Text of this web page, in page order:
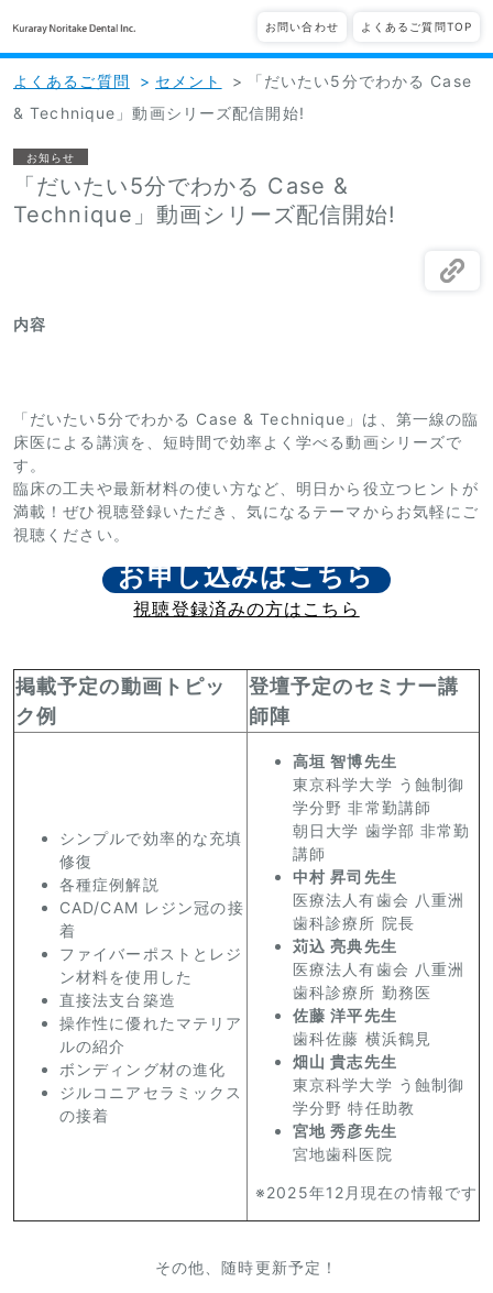
お問い合わせ よくあるご質問TOP
よくあるご質問 > セメント >
「だいたい5分でわかる Case
& Technique」動画シリーズ配信開始!
お知らせ
「だいたい5分でわかる Case &
Technique」動画シリーズ配信開始!
内容
「だいたい5分でわかる Case & Technique」は、第一線の臨
床医による講演を、短時間で効率よく学べる動画シリーズで
す。
臨床の工夫や最新材料の使い方など、明日から役立つヒントが
満載！ぜひ視聴登録いただき、気になるテーマからお気軽にご
視聴ください。
お申し込みはこちら
視聴登録済みの方はこちら
掲載予定の動画トピッ
ク例
登壇予定のセミナー講
師陣
シンプルで効率的な充填
修復
各種症例解説
CAD/CAM レジン冠の接
着
ファイバーポストとレジ
ン材料を使用した
直接法支台築造
操作性に優れたマテリア
ルの紹介
ボンディング材の進化
ジルコニアセラミックス
の接着
高垣 智博先生
東京科学大学 う蝕制御
学分野 非常勤講師
朝日大学 歯学部 非常勤
講師
中村 昇司先生
医療法人有歯会 八重洲
歯科診療所 院長
苅込 亮典先生
医療法人有歯会 八重洲
歯科診療所 勤務医
佐藤 洋平先生
歯科佐藤 横浜鶴見
畑山 貴志先生
東京科学大学 う蝕制御
学分野 特任助教
宮地 秀彦先生
宮地歯科医院
※2025年12月現在の情報です
その他、随時更新予定！